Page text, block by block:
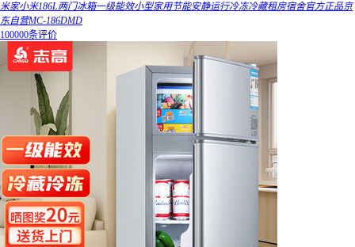
米家小米186L两门冰箱一级能效小型家用节能安静运行冷冻冷藏租房宿舍官方正品京
东自营MC-186DMD
100000条评价